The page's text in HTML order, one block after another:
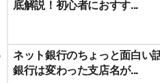
底解説！初心者におすす...
ネット銀行のちょっと面白い
銀行は変わった支店名が...